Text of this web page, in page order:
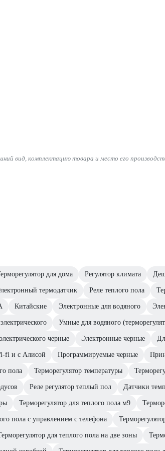
вид, комплектацию товара и место его
для дома Регулятор климата
термодатчик Реле теплого пола
Китайские Электронные для водяного
Умные для водяного
черные Электронные черные
fi и c Алисой Программируемые черные
пола Терморегулятор температуры
Реле регулятор теплый пол Датчики
Терморегулятор для теплого пола м9
пола с управлением с телефона
для теплого пола на две зоны